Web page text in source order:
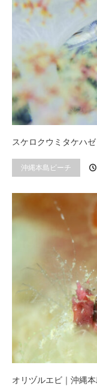
スケロクウミタケハ
沖縄本島ビーチ
オリヅルエビ｜沖縄